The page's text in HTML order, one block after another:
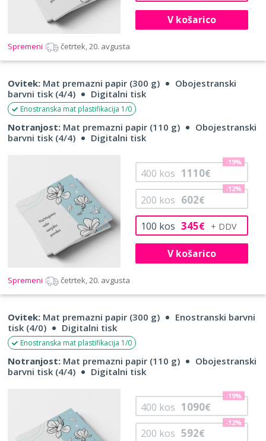
V košarico
Spremeni četrtek, 20. avgusta
Ovitek: Mat premazni papir (300 g)
Obojestranski
barvni tisk (4/4)
Digitalni tisk
Enostranska mat plastifikacija 1/0
Notranjost: Mat premazni papir (110 g)
Obojestranski
barvni tisk (4/4)
Digitalni tisk
100 kos 345€
200 kos 602€
-12%
400 kos 1110€
-19%
V košarico
Spremeni četrtek, 20. avgusta
Ovitek: Mat premazni papir (300 g)
Enostranski barvni
tisk (4/0)
Digitalni tisk
Enostranska mat plastifikacija 1/0
Notranjost: Mat premazni papir (110 g)
Obojestranski
barvni tisk (4/4)
Digitalni tisk
200 kos 592€
-12%
400 kos 1090€
-19%